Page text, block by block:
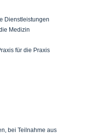
Dienstleistungen
Medizin
für die Praxis
bei Teilnahme aus